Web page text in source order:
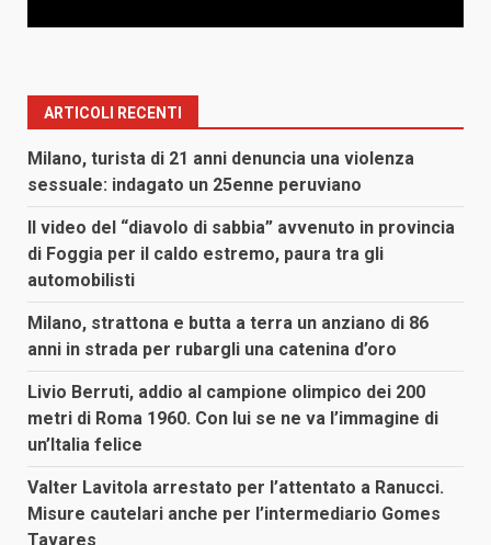
ARTICOLI RECENTI
Milano, turista di 21 anni denuncia una violenza
sessuale: indagato un 25enne peruviano
Il video del “diavolo di sabbia” avvenuto in provincia
di Foggia per il caldo estremo, paura tra gli
automobilisti
Milano, strattona e butta a terra un anziano di 86
anni in strada per rubargli una catenina d’oro
Livio Berruti, addio al campione olimpico dei 200
metri di Roma 1960. Con lui se ne va l’immagine di
un’Italia felice
Valter Lavitola arrestato per l’attentato a Ranucci.
Misure cautelari anche per l’intermediario Gomes
Tavares